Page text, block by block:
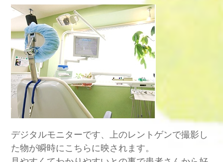
デジタルモニターです、上のレントゲンで撮影し
た物が瞬時にこちらに映されます。